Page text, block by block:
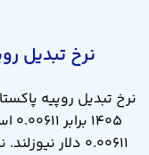
نرخ تبدیل
۰.۰۰۶۱۱ دلار